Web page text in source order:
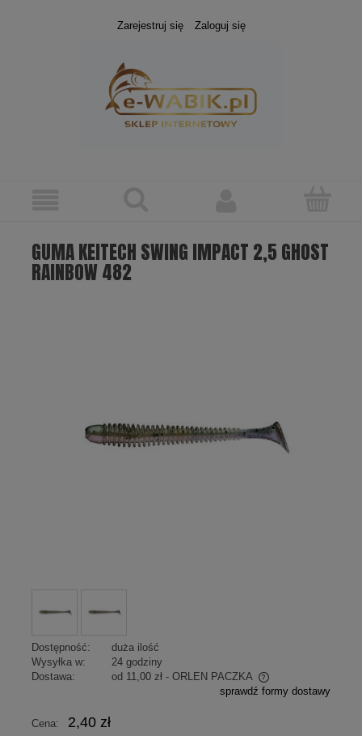
Zarejestruj się Zaloguj się
GUMA KEITECH SWING IMPACT 2,5 GHOST
RAINBOW 482
Dostępność:
duża ilość
Wysyłka w:
24 godziny
Dostawa:
od 11,00 zł - ORLEN PACZKA
Cena nie zawiera ewentualnych kosztów płatności
sprawdź formy dostawy
Cena: 2,40 zł